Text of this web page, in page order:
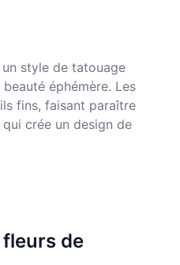
style de tatouage
éphémère. Les
fins, faisant paraître
crée un design de
de